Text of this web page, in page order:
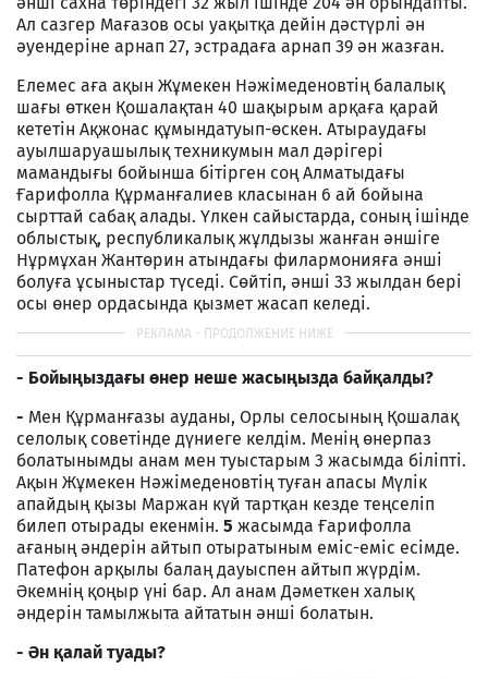
Ал сазгер Мағазов осы уақытқа дейін дәстүрлі ән
әуендеріне арнап 27, эстрадаға арнап 39 ән жазған.
Елемес аға ақын Жұмекен Нәжімеденовтің балалық
шағы өткен Қошалақтан 40 шақырым арқаға қарай
кететін Ақжонас құмындатуып-өскен. Атыраудағы
ауылшаруашылық техникумын мал дәрігері
мамандығы бойынша бітірген соң Алматыдағы
Ғарифолла Құрманғалиев класынан 6 ай бойына
сырттай сабақ алады. Үлкен сайыстарда, соның ішінде
облыстық, республикалық жұлдызы жанған әншіге
Нұрмұхан Жантөрин атындағы филармонияға әнші
болуға ұсыныстар түседі. Сөйтіп, әнші 33 жылдан бері
осы өнер ордасында қызмет жасап келеді.
- Бойыңыздағы өнер неше жасыңызда байқалды?
- Мен Құрманғазы ауданы, Орлы селосының Қошалақ
селолық советінде дүниеге келдім. Менің өнерпаз
болатынымды анам мен туыстарым 3 жасымда біліпті.
Ақын Жұмекен Нәжімеденовтің туған апасы Мүлік
апайдың қызы Маржан күй тартқан кезде теңселіп
билеп отырады екенмін. 5 жасымда Ғарифолла
ағаның әндерін айтып отыратыным еміс-еміс есімде.
Патефон арқылы балаң дауыспен айтып жүрдім.
Әкемнің қоңыр үні бар. Ал анам Дәметкен халық
әндерін тамылжыта айтатын әнші болатын.
- Ән қалай туады?